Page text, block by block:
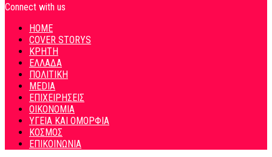
Connect with us
HOME
COVER STORYS
ΚΡΗΤΗ
ΕΛΛΑΔΑ
ΠΟΛΙΤΙΚΗ
MEDIA
ΕΠΙΧΕΙΡΗΣΕΙΣ
ΟΙΚΟΝΟΜΙΑ
ΥΓΕΙΑ ΚΑΙ ΟΜΟΡΦΙΑ
ΚΟΣΜΟΣ
ΕΠΙΚΟΙΝΩΝΙΑ